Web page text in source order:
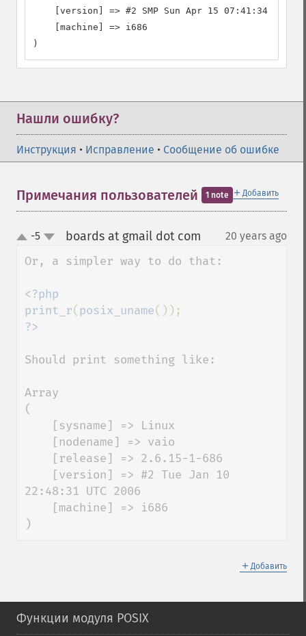
[version] => #2 SMP Sun Apr 15 07:41:34 UTC
    [machine] => i686
)
Нашли ошибку?
Инструкция • Исправление • Сообщение об ошибке
＋ Добавить
Примечания пользователей 1 note
up-5 boards at gmail dot com 20 years ago
Or, a simpler way to do that:
<?php
print_r( posix_uname
Should print something like:
Array
(
22:48:31 UTC 2006
)
＋ Добавить
Функции модуля POSIX